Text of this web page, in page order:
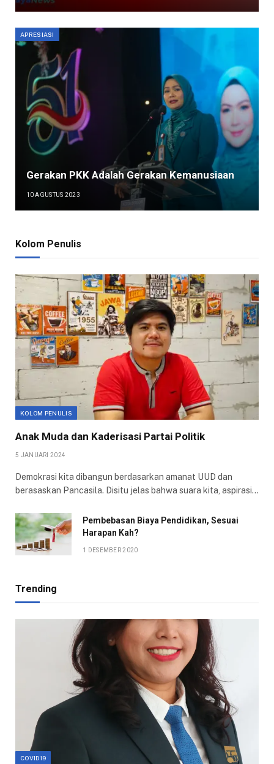
APRESIASI
Gerakan PKK Adalah Gerakan Kemanusiaan
10 AGUSTUS 2023
Kolom Penulis
KOLOM PENULIS
Anak Muda dan Kaderisasi Partai Politik
5 JANUARI 2024
Demokrasi kita dibangun berdasarkan amanat UUD dan
berasaskan Pancasila. Disitu jelas bahwa suara kita, aspirasi…
Pembebasan Biaya Pendidikan, Sesuai
Harapan Kah?
1 DESEMBER 2020
Trending
COVID19